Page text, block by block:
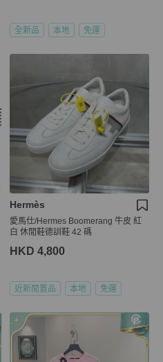
全新品 本地 免運
Hermès
愛馬仕/Hermes Boomerang 牛皮 紅
白 休閒鞋德訓鞋 42 碼
HKD 4,800
近新閒置品 本地 免運